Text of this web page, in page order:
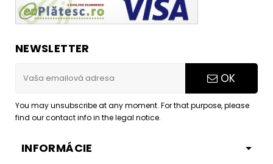
NEWSLETTER
OK
You may unsubscribe at any moment. For that purpose, please
find our contact info in the legal notice.
INFORMÁCIE